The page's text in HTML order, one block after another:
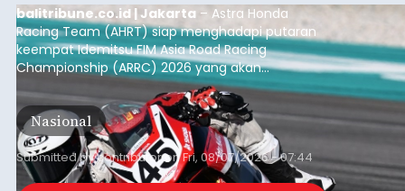
balitribune.co.id | Jakarta – Astra Honda
Racing Team (AHRT) siap menghadapi putaran
keempat Idemitsu FIM Asia Road Racing
Championship (ARRC) 2026 yang akan
berlangsung di Pertamina Mandalika
International Circuit, Lombok, Nusa Tenggara
Barat, pada 7–9 Agustus 2026.
Nasional
Submitted bycontributoronFri, 08/07/2026 - 07:44